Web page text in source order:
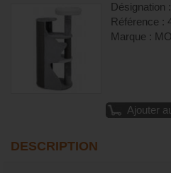
Désignation
Référence :
Marque :
Ajouter
DESCRIPTION